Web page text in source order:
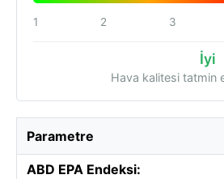
1 2 3
İyi
Hava kalitesi tatmin
Parametre
ABD EPA Endeksi: